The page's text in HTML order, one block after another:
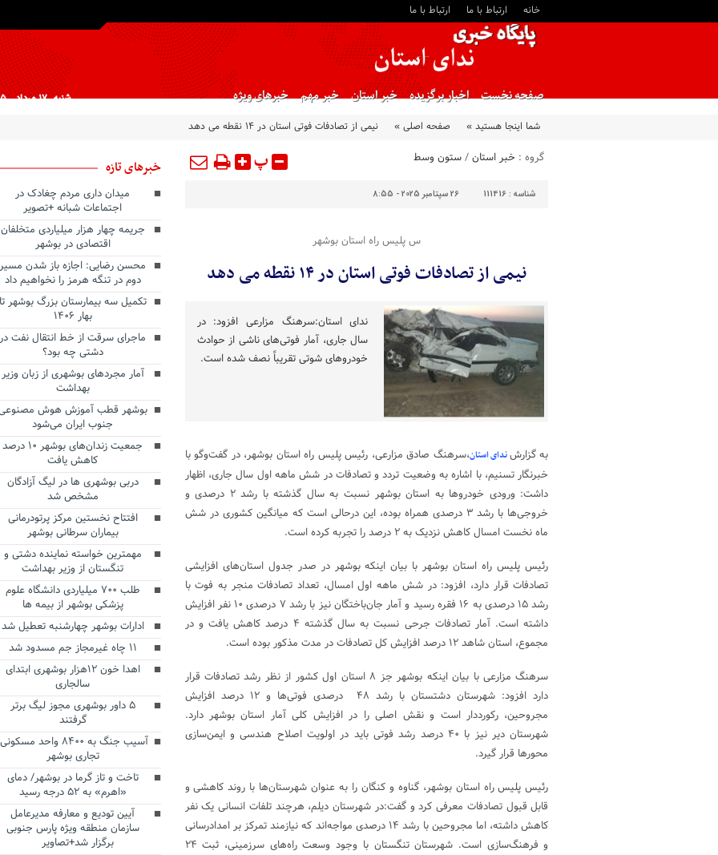
خانه ارتباط با ما ارتباط با ما
صفحه نخست اخبار برگزیده خبر استان خبر مهم خبرهای ویژه شنبه, ۱۷ مرداد , ۱۴۰۵
شما اینجا هستید » صفحه اصلی » نیمی از تصادفات فوتی استان در ۱۴ نقطه می دهد
گروه : خبر استان/ستون وسط پ
شناسه : 111416 26 سپتامبر 2025 - 8:55
س پلیس راه استان بوشهر
نیمی از تصادفات فوتی استان در ۱۴ نقطه می دهد
ندای استان:سرهنگ مزارعی افزود: در
سال جاری، آمار فوتی‌های ناشی از حوادث
خودروهای شوتی تقریباً نصف شده است.
به گزارشندای استان،سرهنگ صادق مزارعی، رئیس پلیس راه استان بوشهر، در گفت‌وگو با
خبرنگار تسنیم، با اشاره به وضعیت تردد و تصادفات در شش ماهه اول سال جاری، اظهار
داشت: ورودی خودروها به استان بوشهر نسبت به سال گذشته با رشد ۲ درصدی و
خروجی‌ها با رشد ۳ درصدی همراه بوده، این درحالی است که میانگین کشوری در شش
ماه نخست امسال کاهش نزدیک به ۲ درصد را تجربه کرده است.
رئیس پلیس راه استان بوشهر با بیان اینکه بوشهر در صدر جدول استان‌های افزایشی
تصادفات قرار دارد، افزود: در شش ماهه اول امسال، تعداد تصادفات منجر به فوت با
رشد ۱۵ درصدی به ۱۶ فقره رسید و آمار جان‌باختگان نیز با رشد ۷ درصدی ۱۰ نفر افزایش
داشته است. آمار تصادفات جرحی نسبت به سال گذشته ۴ درصد کاهش یافت و در
مجموع، استان شاهد ۱۲ درصد افزایش کل تصادفات در مدت مذکور بوده است.
سرهنگ مزارعی با بیان اینکه بوشهر جز ۸ استان اول کشور از نظر رشد تصادفات قرار
دارد افزود: شهرستان دشتستان با رشد ۴۸ درصدی فوتی‌ها و ۱۲ درصد افزایش
مجروحین، رکورددار است و نقش اصلی را در افزایش کلی آمار استان بوشهر دارد.
شهرستان دیر نیز با ۴۰ درصد رشد فوتی باید در اولویت اصلاح هندسی و ایمن‌سازی
محورها قرار گیرد.
رئیس پلیس راه استان بوشهر، گناوه و کنگان را به عنوان شهرستا‌ن‌ها با روند کاهشی و
قابل قبول تصادفات معرفی کرد و گفت:در شهرستان دیلم، هرچند تلفات انسانی یک نفر
کاهش داشته، اما مجروحین با رشد ۱۴ درصدی مواجه‌اند که نیازمند تمرکز بر امدادرسانی
و فرهنگ‌سازی است. شهرستان تنگستان با وجود وسعت راه‌های سرزمینی، ثبت ۲۴
خبرهای تازه
میدان داری مردم چغادک در
اجتماعات شبانه +تصویر
جریمه چهار هزار میلیاردی متخلفان
اقتصادی در بوشهر
محسن رضایی: اجازه باز شدن مسیر
دوم در تنگه هرمز را نخواهیم داد
تکمیل سه بیمارستان بزرگ بوشهر
بهار ۱۴۰۶
ماجرای سرقت از خط انتقال نفت در
دشتی چه بود؟
آمار مجردهای بوشهری از زبان وزیر
بهداشت
بوشهر قطب آموزش هوش
جنوب ایران می‌شود
جمعیت زندان‌های بوشهر ۱۰ درصد
کاهش یافت
دربی بوشهری ها در لیگ آزادگان
مشخص شد
افتتاح نخستین مرکز پرتودرمانی
بیماران سرطانی بوشهر
مهمترین خواسته نماینده دشتی و
تنگستان از وزیر بهداشت
طلب ۷۰۰ میلیاردی دانشگاه علوم
پزشکی بوشهر از بیمه ها
ادارات بوشهر چهارشنبه تعطیل شد
۱۱ چاه غیرمجاز جم مسدود شد
اهدا خون ۱۲هزار بوشهری ابتدای
سالجاری
۵ داور بوشهری مجوز لیگ برتر
گرفتند
آسیب جنگ به ۸۴۰۰ واحد
تجاری بوشهر
تاخت و تاز گرما در بوشهر/ دمای
«اهرم» به ۵۲ درجه رسید
آیین تودیع و معارفه مدیرعامل
سازمان منطقه ویژه پارس جنوبی
برگزار شد+تصاویر